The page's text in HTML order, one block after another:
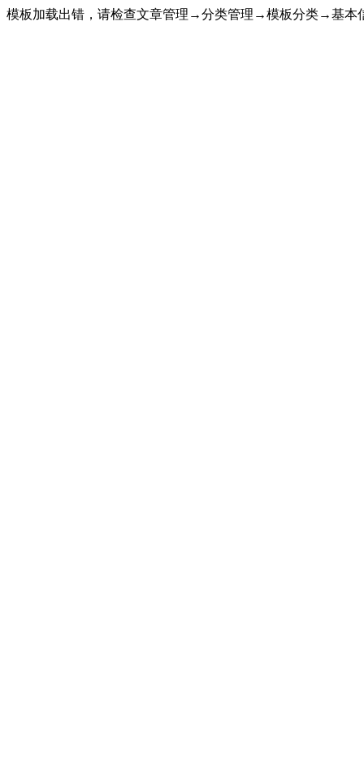
模板加载出错，请检查文章管理→分类管理→模板分类→基本